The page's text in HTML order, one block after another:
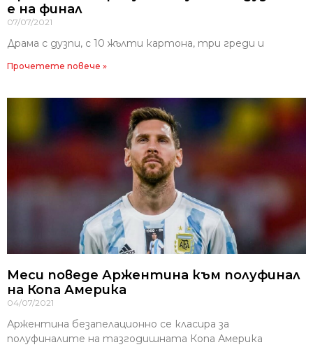
е на финал
07/07/2021
Драма с дузпи, с 10 жълти картона, три греди и
Прочетете повече »
Меси поведе Аржентина към полуфинал
на Копа Америка
04/07/2021
Аржентина безапелационно се класира за
полуфиналите на тазгодишната Копа Америка